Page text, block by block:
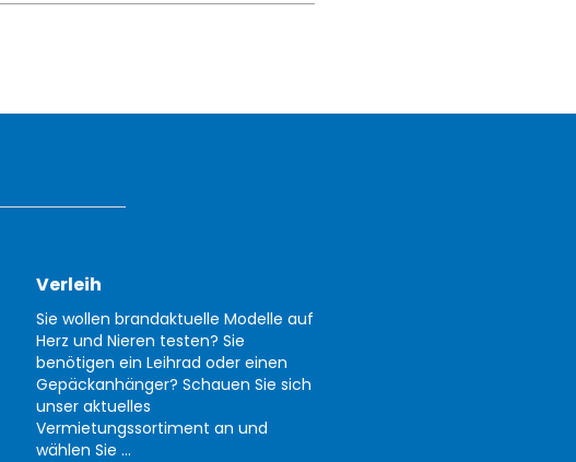
Verleih
Sie wollen brandaktuelle Modelle auf
Herz und Nieren testen? Sie
benötigen ein Leihrad oder einen
Gepäckanhänger? Schauen Sie sich
unser aktuelles
Vermietungssortiment an und
wählen Sie ...